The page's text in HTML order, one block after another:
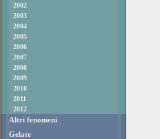
2002
2003
2004
2005
2006
2007
2008
2009
2010
2011
2012
Altri fenomeni
Gelate